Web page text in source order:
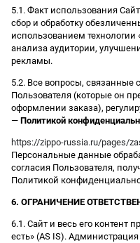
5.1. Факт использования
сбор и обработку
использованием технологии
анализа аудитории,
рекламы.
5.2. Все вопросы, связанные
Пользователя (которые он
оформлении заказа),
— Политикой
https://zippo-russia.ru/pages/
Персональные данные
согласия Пользователя,
Политикой
6. ОГРАНИЧЕНИЕ
6.1. Сайт и весь его контент
есть» (AS IS).